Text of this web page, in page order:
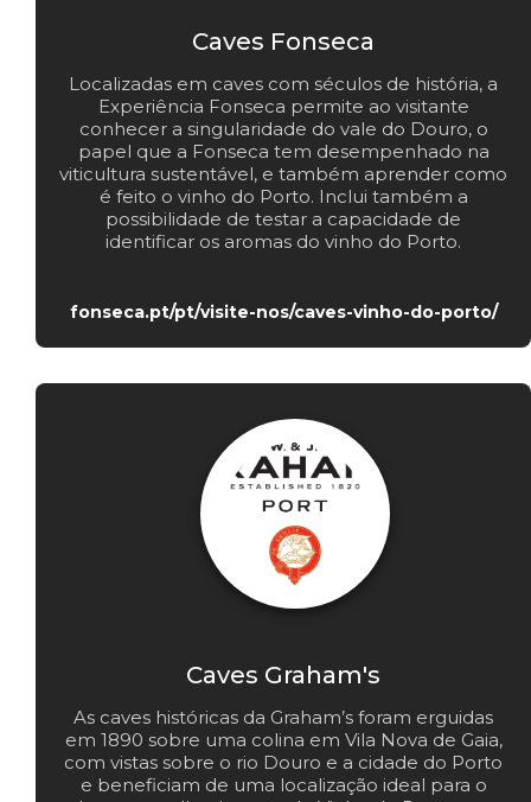
Caves Fonseca
Localizadas em caves com séculos de história, a
Experiência Fonseca permite ao visitante
conhecer a singularidade do vale do Douro, o
papel que a Fonseca tem desempenhado na
viticultura sustentável, e também aprender como
é feito o vinho do Porto. Inclui também a
possibilidade de testar a capacidade de
identificar os aromas do vinho do Porto.
fonseca.pt/pt/visite-nos/caves-vinho-do-porto/
Caves Graham's
As caves históricas da Graham’s foram erguidas
em 1890 sobre uma colina em Vila Nova de Gaia,
com vistas sobre o rio Douro e a cidade do Porto
e beneficiam de uma localização ideal para o